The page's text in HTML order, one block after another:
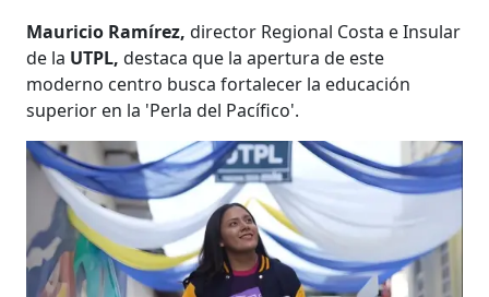
Mauricio Ramírez, director Regional Costa e Insular
de la UTPL, destaca que la apertura de este
moderno centro busca fortalecer la educación
superior en la 'Perla del Pacífico'.